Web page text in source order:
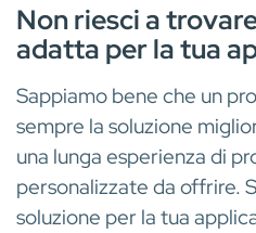
Non riesci a
adatta per la tua
Sappiamo bene che un
sempre la soluzione
una lunga esperienza di
personalizzate da offrire.
soluzione per la tua